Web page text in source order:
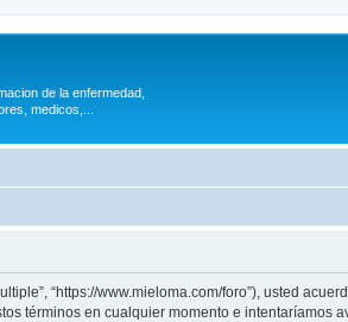
de la enfermedad,
medicos,...
“https://www.mieloma.com/foro”), usted
términos en cualquier momento e intentaríamos